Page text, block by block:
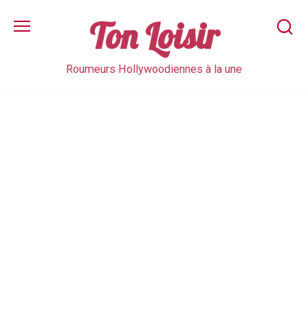
content
Ton Loisir
Roumeurs Hollywoodiennes à la une